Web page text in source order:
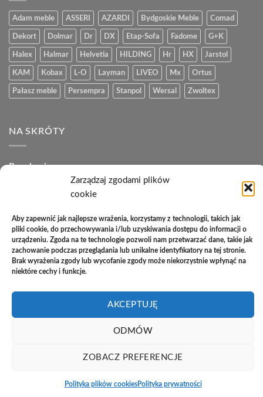
Zarządzaj zgodami plików
cookie
Aby zapewnić jak najlepsze wrażenia, korzystamy z technologii, takich jak
pliki cookie, do przechowywania i/lub uzyskiwania dostępu do informacji o
urządzeniu. Zgoda na te technologie pozwoli nam przetwarzać dane, takie jak
zachowanie podczas przeglądania lub unikalne identyfikatory na tej stronie.
Brak wyrażenia zgody lub wycofanie zgody może niekorzystnie wpłynąć na
niektóre cechy i funkcje.
AKCEPTUJĘ
ODMÓW
ZOBACZ PREFERENCJE
Polityka plików cookiesPolityka prywatności
Adam meble ASSERI AZARDI Bydgoskie Meble Comad
Dekort Dolmar Dr DX Etap-Sofa Fadome G+K
Halex Halmar Helvetia HILDING Hr HX Jarstol
KAM Kobax L-O Layman LIVEO Mx Ortus
Pałasz meble Persempra Stanpol Wersal Zwoltex
NA SKRÓTY
Regulamin
Polityka plików cookies (EU)
Polityka zwrotów
Zakupy na raty
Cash
Realizacja asystentwsieci.pl